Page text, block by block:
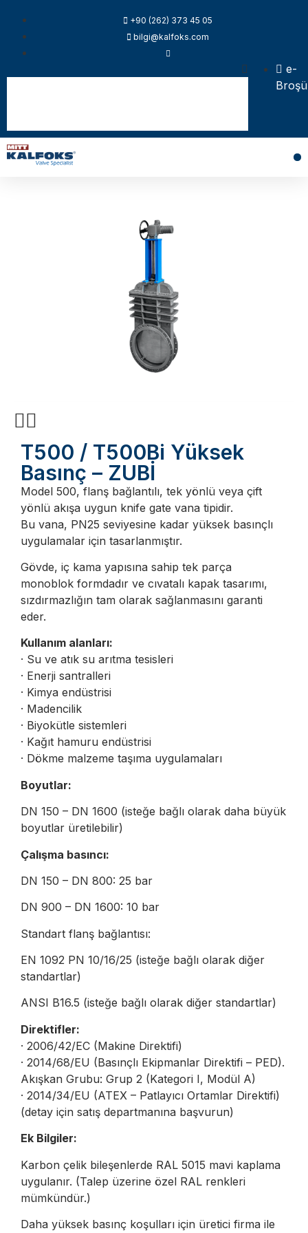
+90 (262) 373 45 05
bilgi@kalfoks.com
e-
T500 / T500Bi Yüksek
Basınç – ZUBİ
Model 500, flanş bağlantılı, tek yönlü veya çift
yönlü akışa uygun knife gate vana tipidir.
Bu vana, PN25 seviyesine kadar yüksek basınçlı
uygulamalar için tasarlanmıştır.
Gövde, iç kama yapısına sahip tek parça
monoblok formdadır ve cıvatalı kapak tasarımı,
sızdırmazlığın tam olarak sağlanmasını garanti
eder.
Kullanım alanları:
· Su ve atık su arıtma tesisleri
· Enerji santralleri
· Kimya endüstrisi
· Madencilik
· Biyokütle sistemleri
· Kağıt hamuru endüstrisi
· Dökme malzeme taşıma uygulamaları
Boyutlar:
DN 150 – DN 1600 (isteğe bağlı olarak daha büyük
boyutlar üretilebilir)
Çalışma basıncı:
DN 150 – DN 800: 25 bar
DN 900 – DN 1600: 10 bar
Standart flanş bağlantısı:
EN 1092 PN 10/16/25 (isteğe bağlı olarak diğer
standartlar)
ANSI B16.5 (isteğe bağlı olarak diğer standartlar)
Direktifler:
· 2006/42/EC (Makine Direktifi)
· 2014/68/EU (Basınçlı Ekipmanlar Direktifi – PED).
Akışkan Grubu: Grup 2 (Kategori I, Modül A)
· 2014/34/EU (ATEX – Patlayıcı Ortamlar Direktifi)
(detay için satış departmanına başvurun)
Ek Bilgiler:
Karbon çelik bileşenlerde RAL 5015 mavi kaplama
uygulanır. (Talep üzerine özel RAL renkleri
mümkündür.)
Daha yüksek basınç koşulları için üretici firma ile